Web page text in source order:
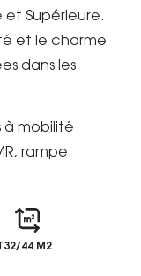
et Supérieure.
et le charme
dans les
à mobilité
rampe
32/44 M2